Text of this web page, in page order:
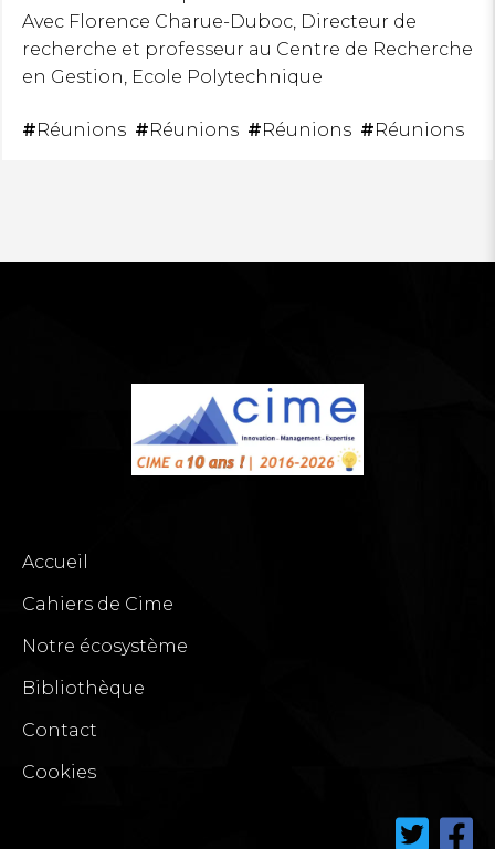
Avec Florence Charue-Duboc, Directeur de
recherche et professeur au Centre de Recherche
en Gestion, Ecole Polytechnique
#Réunions #Réunions #Réunions #Réunions
Accueil
Cahiers de Cime
Notre écosystème
Bibliothèque
Contact
Cookies